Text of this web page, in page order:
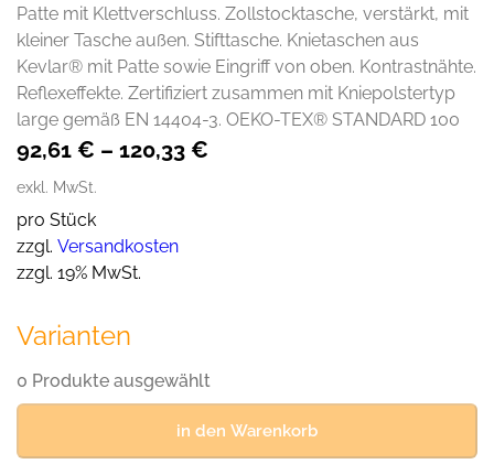
Patte mit Klettverschluss. Zollstocktasche, verstärkt, mit
kleiner Tasche außen. Stifttasche. Knietaschen aus
Kevlar® mit Patte sowie Eingriff von oben. Kontrastnähte.
Reflexeffekte. Zertifiziert zusammen mit Kniepolstertyp
large gemäß EN 14404-3. OEKO-TEX® STANDARD 100
92,61 € – 120,33 €
exkl. MwSt.
pro Stück
zzgl. Versandkosten
zzgl. 19% MwSt.
Varianten
0 Produkte ausgewählt
in den Warenkorb